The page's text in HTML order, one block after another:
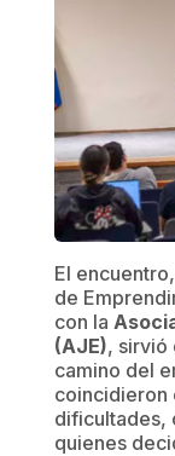
El
de
con la
(AJE), sirvió
camino del
coincidieron
dificultades,
quienes